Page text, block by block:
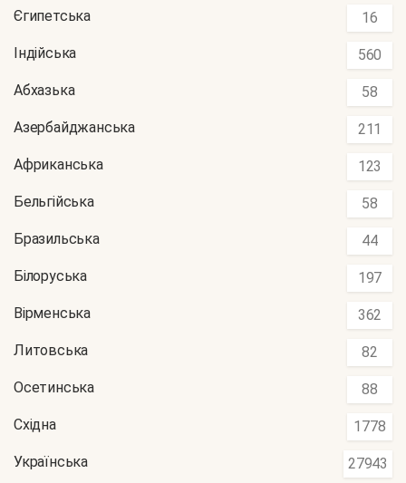
Єгипетська 16
Індійська 560
Абхазька 58
Азербайджанська 211
Африканська 123
Бельгійська 58
Бразильська 44
Білоруська 197
Вірменська 362
Литовська 82
Осетинська 88
Східна 1778
Українська 27943